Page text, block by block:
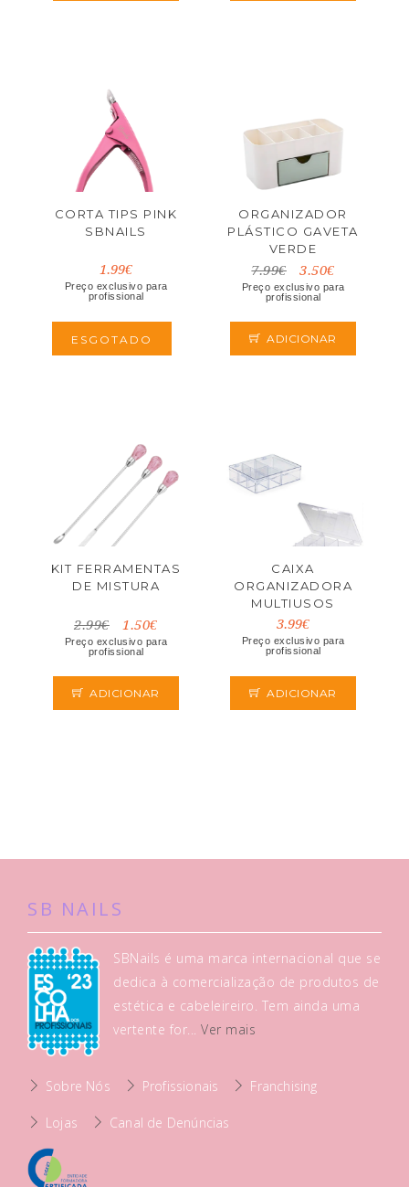
CORTA TIPS PINK
SBNAILS
1.99€
Preço exclusivo para
profissional
ESGOTADO
ORGANIZADOR
PLÁSTICO GAVETA
VERDE
7.99€ 3.50€
Preço exclusivo para
profissional
ADICIONAR
KIT FERRAMENTAS
DE MISTURA
2.99€ 1.50€
Preço exclusivo para
profissional
ADICIONAR
CAIXA
ORGANIZADORA
MULTIUSOS
3.99€
Preço exclusivo para
profissional
ADICIONAR
SB NAILS
SBNails é uma marca internacional que se
dedica à comercialização de produtos de
estética e cabeleireiro. Tem ainda uma
vertente for...Ver mais
Sobre Nós Profissionais Franchising
Lojas Canal de Denúncias